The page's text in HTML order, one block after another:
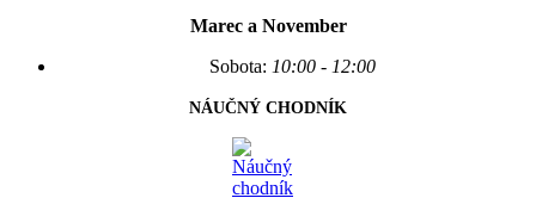
Marec a November
Sobota: 10:00 - 12:00
NÁUČNÝ CHODNÍK